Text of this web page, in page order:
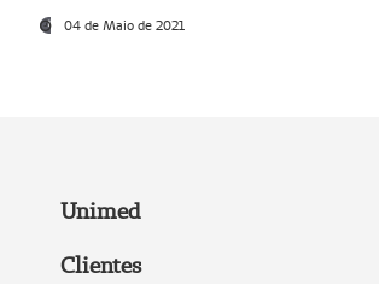
04 de Maio de 2021
Unimed
Clientes